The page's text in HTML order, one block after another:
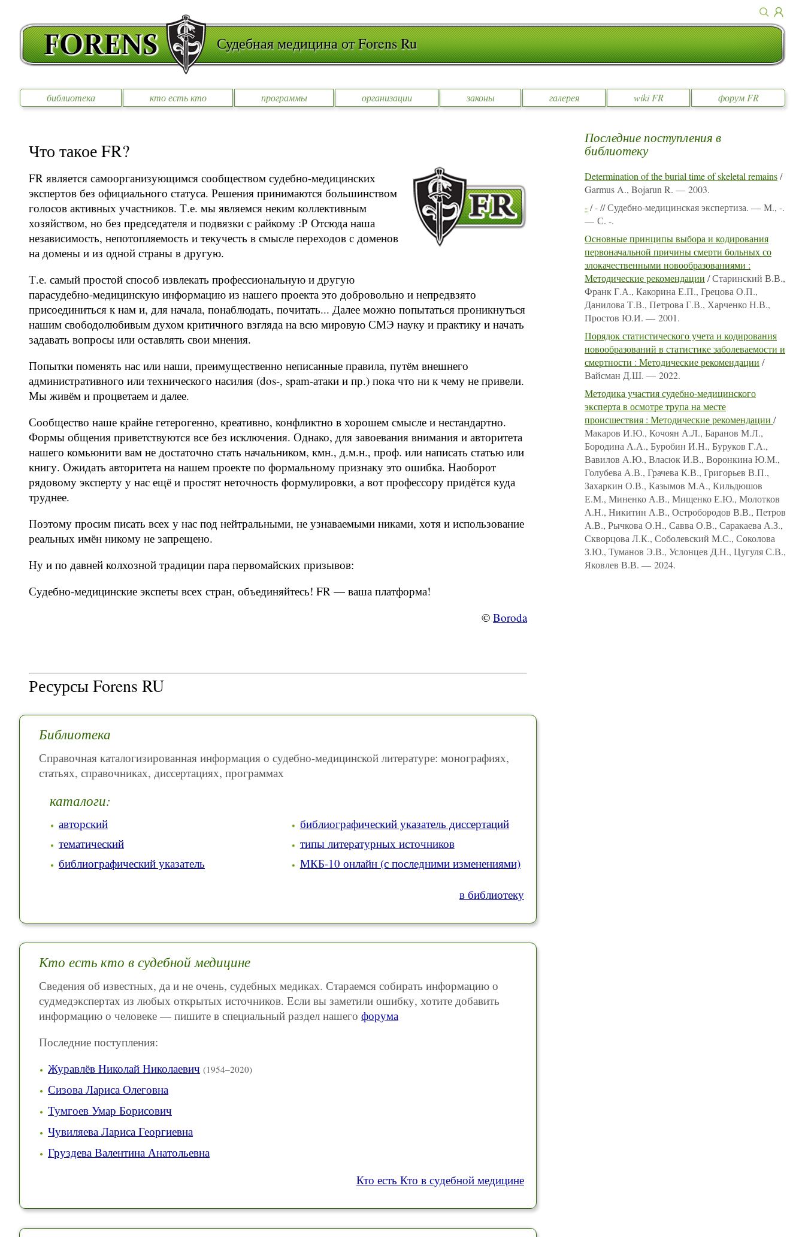
Судебная медицина от Forens Ru
библиотека кто есть кто программы организации законы галерея wiki FR форум FR
Что такое FR?
FR является самоорганизующимся сообществом судебно-медицинских
экспертов без официального статуса. Решения принимаются большинством
голосов активных участников. Т.е. мы являемся неким коллективным
хозяйством, но без председателя и подвязки с райкому :Р Отсюда наша
независимость, непотопляемость и текучесть в смысле переходов с доменов
на домены и из одной страны в другую.
Т.е. самый простой способ извлекать профессиональную и другую
парасудебно-медицинскую информацию из нашего проекта это добровольно и непредвзято
присоединиться к нам и, для начала, понаблюдать, почитать... Далее можно попытаться проникнуться
нашим свободолюбивым духом критичного взгляда на всю мировую СМЭ науку и практику и начать
задавать вопросы или оставлять свои мнения.
Попытки поменять нас или наши, преимущественно неписанные правила, путём внешнего
административного или технического насилия (dos-, spam-атаки и пр.) пока что ни к чему не привели.
Мы живём и процветаем и далее.
Сообщество наше крайне гетерогенно, креативно, конфликтно в хорошем смысле и нестандартно.
Формы общения приветствуются все без исключения. Однако, для завоевания внимания и авторитета
нашего комьюнити вам не достаточно стать начальником, кмн., д.м.н., проф. или написать статью или
книгу. Ожидать авторитета на нашем проекте по формальному признаку это ошибка. Наоборот
рядовому эксперту у нас ещё и простят неточность формулировки, а вот профессору придётся куда
труднее.
Поэтому просим писать всех у нас под нейтральными, не узнаваемыми никами, хотя и использование
реальных имён никому не запрещено.
Ну и по давней колхозной традиции пара первомайских призывов:
Судебно-медицинские экспеты всех стран, объединяйтесь! FR — ваша платформа!
© Boroda
Ресурсы Forens RU
Библиотека
Справочная каталогизированная информация о судебно-медицинской литературе: монографиях,
статьях, справочниках, диссертациях, программах
каталоги:
авторский
тематический
библиографический указатель
библиографический указатель диссертаций
типы литературных источников
МКБ-10 онлайн (с последними изменениями)
в библиотеку
Кто есть кто в судебной медицине
Сведения об известных, да и не очень, судебных медиках. Стараемся собирать информацию о
судмедэкспертах из любых открытых источников. Если вы заметили ошибку, хотите добавить
информацию о человеке — пишите в специальный раздел нашего форума
Последние поступления:
Журавлёв Николай Николаевич (1954–2020)
Сизова Лариса Олеговна
Тумгоев Умар Борисович
Чувиляева Лариса Георгиевна
Груздева Валентина Анатольевна
Кто есть Кто в судебной медицине
Последние поступления в
библиотеку
Determination of the burial time of skeletal remains/
Garmus A., Bojarun R. — 2003.
-/ - // Судебно-медицинская экспертиза. — М., -.
— С. -.
Основные принципы выбора и кодирования
первоначальной причины смерти больных со
злокачественными новообразованиями :
Методические рекомендации / Старинский В.В.,
Франк Г.А., Какорина Е.П., Грецова О.П.,
Данилова Т.В., Петрова Г.В., Харченко Н.В.,
Простов Ю.И. — 2001.
Порядок статистического учета и кодирования
новообразований в статистике заболеваемости и
смертности : Методические рекомендации /
Вайсман Д.Ш. — 2022.
Методика участия судебно-медицинского
эксперта в осмотре трупа на месте
происшествия : Методические рекомендации /
Макаров И.Ю., Кочоян А.Л., Баранов М.Л.,
Бородина А.А., Буробин И.Н., Буруков Г.А.,
Вавилов А.Ю., Власюк И.В., Воронкина Ю.М.,
Голубева А.В., Грачева К.В., Григорьев В.П.,
Захаркин О.В., Казымов М.А., Кильдюшов
Е.М., Миненко А.В., Мищенко Е.Ю., Молотков
А.Н., Никитин А.В., Остробородов В.В., Петров
А.В., Рычкова О.Н., Савва О.В., Саракаева А.З.,
Скворцова Л.К., Соболевский М.С., Соколова
З.Ю., Туманов Э.В., Услонцев Д.Н., Цугуля С.В.,
Яковлев В.В. — 2024.